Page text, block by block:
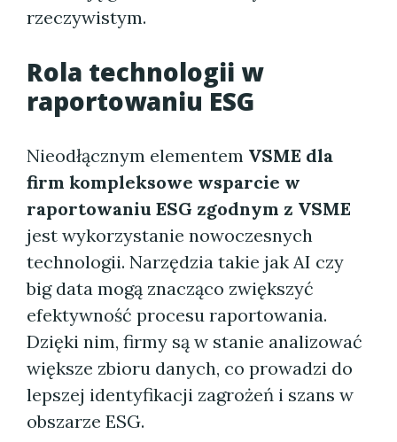
rzeczywistym.
Rola technologii w
raportowaniu ESG
Nieodłącznym elementem VSME dla
firm kompleksowe wsparcie w
raportowaniu ESG zgodnym z VSME
jest wykorzystanie nowoczesnych
technologii. Narzędzia takie jak AI czy
big data mogą znacząco zwiększyć
efektywność procesu raportowania.
Dzięki nim, firmy są w stanie analizować
większe zbioru danych, co prowadzi do
lepszej identyfikacji zagrożeń i szans w
obszarze ESG.